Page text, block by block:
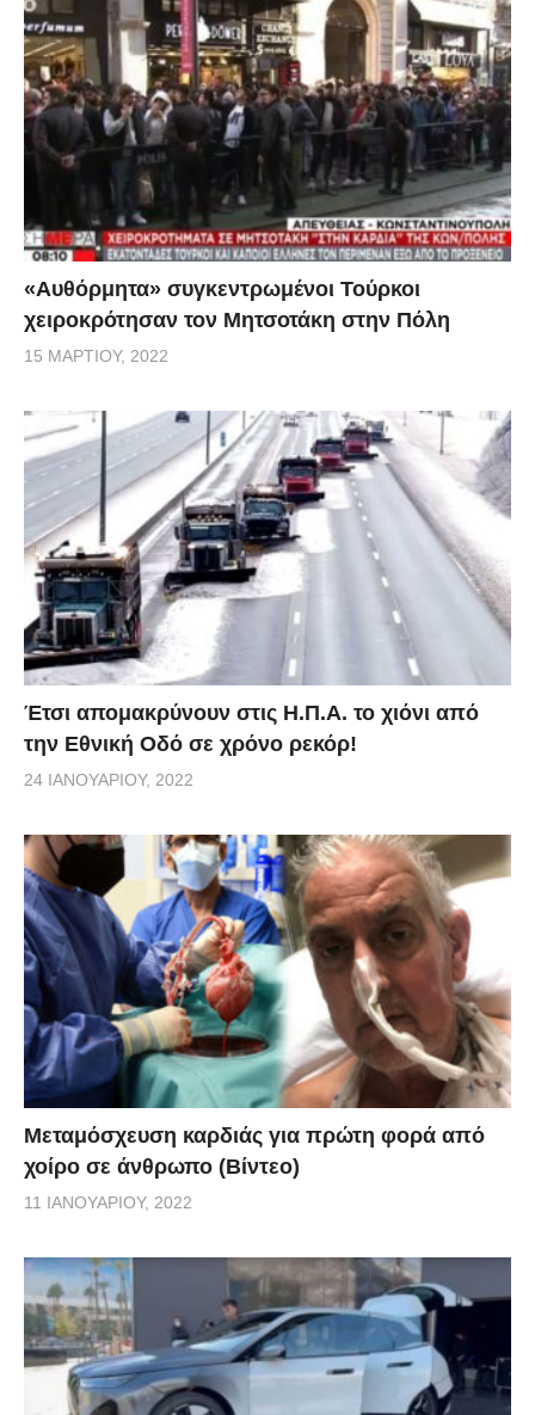
«Αυθόρμητα» συγκεντρωμένοι Τούρκοι
χειροκρότησαν τον Μητσοτάκη στην Πόλη
15 ΜΑΡΤΊΟΥ, 2022
Έτσι απομακρύνουν στις Η.Π.Α. το χιόνι από
την Εθνική Οδό σε χρόνο ρεκόρ!
24 ΙΑΝΟΥΑΡΊΟΥ, 2022
Μεταμόσχευση καρδιάς για πρώτη φορά από
χοίρο σε άνθρωπο (Βίντεο)
11 ΙΑΝΟΥΑΡΊΟΥ, 2022